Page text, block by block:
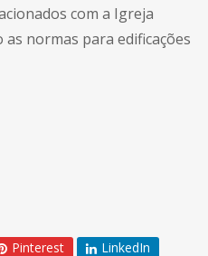
com a Igreja
as normas para edificações
Pinterest LinkedIn